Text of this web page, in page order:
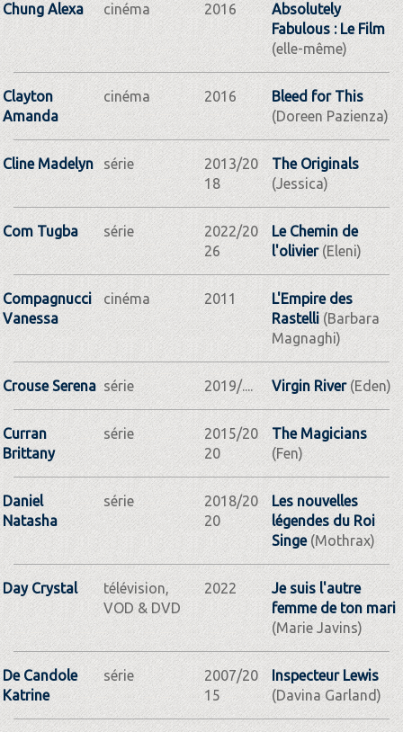
Chung Alexa cinéma 2016
Absolutely
Fabulous : Le Film
(elle-même)
Clayton
Amanda
cinéma 2016
Bleed for This
(Doreen Pazienza)
Cline Madelyn série
2013/20
18
The Originals
(Jessica)
Com Tugba série
2022/20
26
Le Chemin de
l'olivier(Eleni)
Compagnucci
Vanessa
cinéma 2011
L'Empire des
Rastelli(Barbara
Magnaghi)
Crouse Serena série 2019/.... Virgin River(Eden)
Curran
Brittany
série
2015/20
20
The Magicians
(Fen)
Daniel
Natasha
série
2018/20
20
Les nouvelles
légendes du Roi
Singe(Mothrax)
Day Crystal
télévision,
VOD & DVD
2022
Je suis l'autre
femme de ton mari
(Marie Javins)
De Candole
Katrine
série
2007/20
15
Inspecteur Lewis
(Davina Garland)